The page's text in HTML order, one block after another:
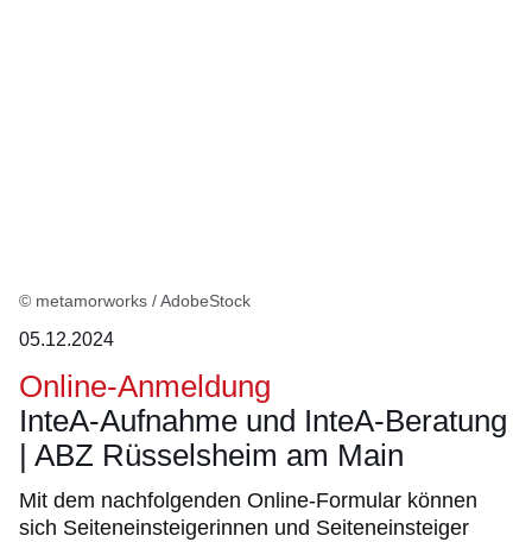
© metamorworks / AdobeStock
05.12.2024
Online-Anmeldung
InteA-Aufnahme und InteA-Beratung
| ABZ Rüsselsheim am Main
Mit dem nachfolgenden Online-Formular können
sich Seiteneinsteigerinnen und Seiteneinsteiger